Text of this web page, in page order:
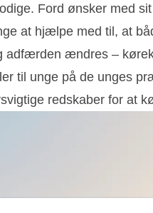
Ford ønsker med
at hjælpe med til, at
adfærden ændres –
til unge på de unges
redskaber for at